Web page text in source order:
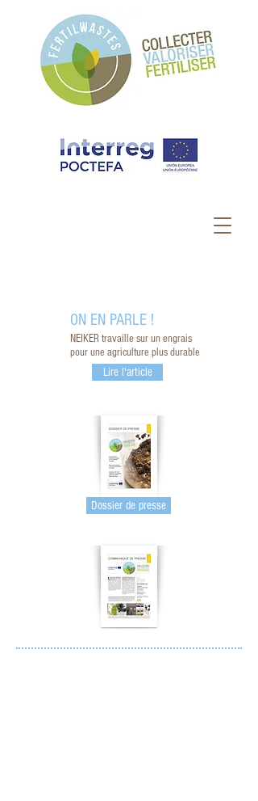
ON EN PARLE !
NEIKER travaille sur un engrais
pour une agriculture plus durable
Lire l'article
Dossier de presse